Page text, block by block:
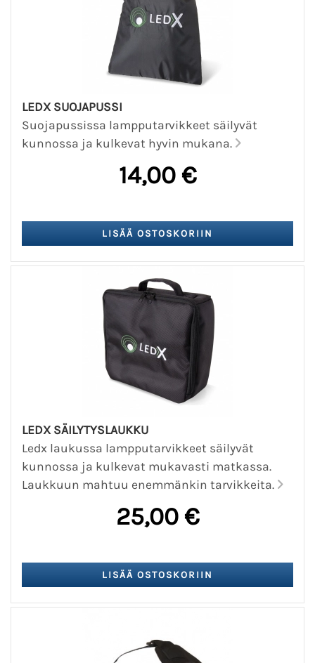
LEDX SUOJAPUSSI
Suojapussissa lampputarvikkeet säilyvät
kunnossa ja kulkevat hyvin mukana.
14,00 €
LEDX SÄILYTYSLAUKKU
Ledx laukussa lampputarvikkeet säilyvät
kunnossa ja kulkevat mukavasti matkassa.
Laukkuun mahtuu enemmänkin tarvikkeita.
25,00 €